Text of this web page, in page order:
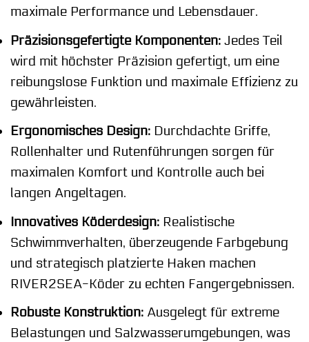
maximale Performance und Lebensdauer.
Präzisionsgefertigte Komponenten: Jedes Teil
wird mit höchster Präzision gefertigt, um eine
reibungslose Funktion und maximale Effizienz zu
gewährleisten.
Ergonomisches Design: Durchdachte Griffe,
Rollenhalter und Rutenführungen sorgen für
maximalen Komfort und Kontrolle auch bei
langen Angeltagen.
Innovatives Köderdesign: Realistische
Schwimmverhalten, überzeugende Farbgebung
und strategisch platzierte Haken machen
RIVER2SEA-Köder zu echten Fangergebnissen.
Robuste Konstruktion: Ausgelegt für extreme
Belastungen und Salzwasserumgebungen, was